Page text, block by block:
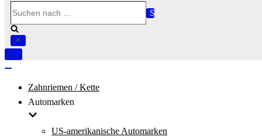
nach …
Navigation
Zahnriemen / Kette
Automarken
US-amerikanische Automarken